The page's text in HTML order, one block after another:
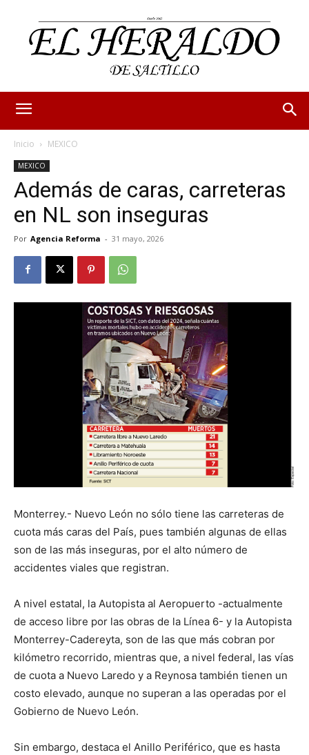
Inicio MEXICO
MEXICO
Además de caras, carreteras
en NL son inseguras
Por Agencia Reforma - 31 mayo, 2026
Monterrey.- Nuevo León no sólo tiene las carreteras de
cuota más caras del País, pues también algunas de ellas
son de las más inseguras, por el alto número de
accidentes viales que registran.
A nivel estatal, la Autopista al Aeropuerto -actualmente
de acceso libre por las obras de la Línea 6- y la Autopista
Monterrey-Cadereyta, son de las que más cobran por
kilómetro recorrido, mientras que, a nivel federal, las vías
de cuota a Nuevo Laredo y a Reynosa también tienen un
costo elevado, aunque no superan a las operadas por el
Gobierno de Nuevo León.
Sin embargo, destaca el Anillo Periférico, que es hasta